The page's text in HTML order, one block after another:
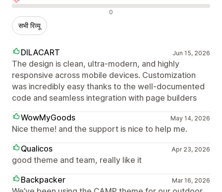
0
सभी रिव्यू
DILACART Jun 15, 2026
The design is clean, ultra-modern, and highly
responsive across mobile devices. Customization
was incredibly easy thanks to the well-documented
code and seamless integration with page builders
WowMyGoods
May 14, 2026
Nice theme! and the support is nice to help me.
Qualicos
Apr 23, 2026
good theme and team, really like it
Backpacker
Mar 16, 2026